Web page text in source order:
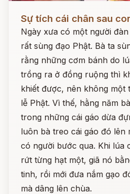
Sự tích cái chân sau
Ngày xưa có một người
rất sùng đạo Phật. Bà ta
rằng những cơm bánh do
trồng ra ở đồng ruộng thì
khiết được, nên không một
lễ Phật. Vì thế, hằng năm
trong những cái gáo dừa
luôn bà treo cái gáo đó lên
có người bước qua. Khi lúa
rứt từng hạt một, giã nó
tinh, rồi mới đưa nắm gạo
mà dâng lên chùa.